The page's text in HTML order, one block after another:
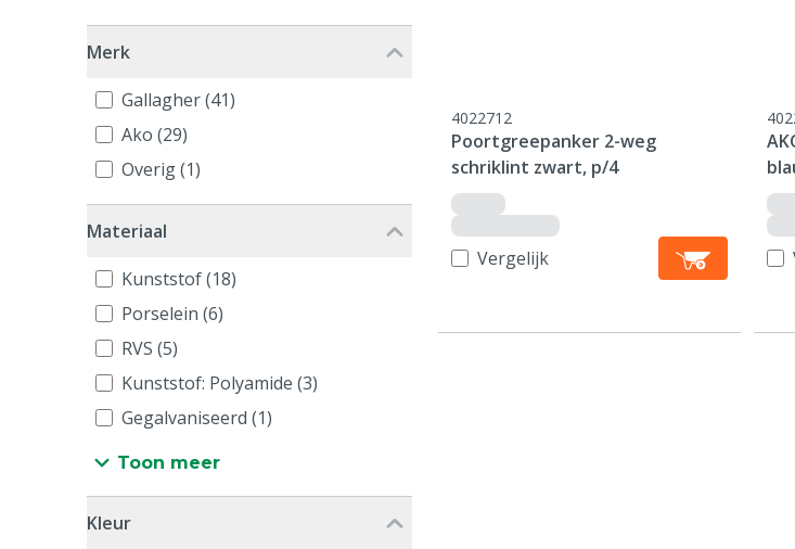
Merk
Gallagher (41)
Ako (29)
Overig (1)
Materiaal
Kunststof (18)
Porselein (6)
RVS (5)
Kunststof: Polyamide (3)
Gegalvaniseerd (1)
Toon meer
Kleur
4022712
Poortgreepanker 2-weg
schriklint zwart, p/4
Vergelijk